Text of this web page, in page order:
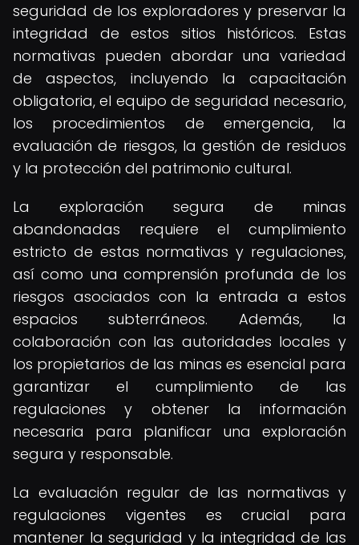
seguridad de los exploradores y preservar la
integridad de estos sitios históricos. Estas
normativas pueden abordar una variedad
de aspectos, incluyendo la capacitación
obligatoria, el equipo de seguridad necesario,
los procedimientos de emergencia, la
evaluación de riesgos, la gestión de residuos
y la protección del patrimonio cultural.
La exploración segura de minas
abandonadas requiere el cumplimiento
estricto de estas normativas y regulaciones,
así como una comprensión profunda de los
riesgos asociados con la entrada a estos
espacios subterráneos. Además, la
colaboración con las autoridades locales y
los propietarios de las minas es esencial para
garantizar el cumplimiento de las
regulaciones y obtener la información
necesaria para planificar una exploración
segura y responsable.
La evaluación regular de las normativas y
regulaciones vigentes es crucial para
mantener la seguridad y la integridad de las